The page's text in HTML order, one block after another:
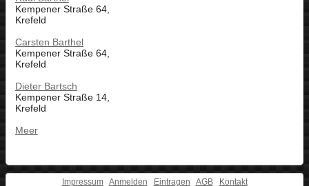
Kempener Straße 64,
Krefeld
Carsten Barthel
Kempener Straße 64,
Krefeld
Dieter Bartsch
Kempener Straße 14,
Krefeld
Meer
Impressum Anmelden Eintragen AGB Kontakt